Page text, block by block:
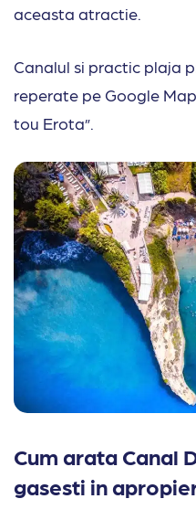
aceasta atractie.
Canalul si practic plaja
reperate pe Google
tou Erota”.
Cum arata Canal
gasesti in